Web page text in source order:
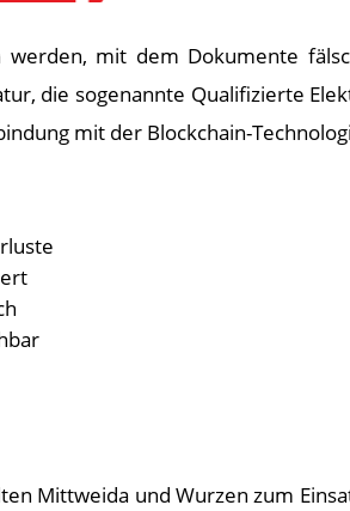
werden, mit dem Dokumente
die sogenannte Qualifizierte
mit der Blockchain-
Mittweida und Wurzen zum